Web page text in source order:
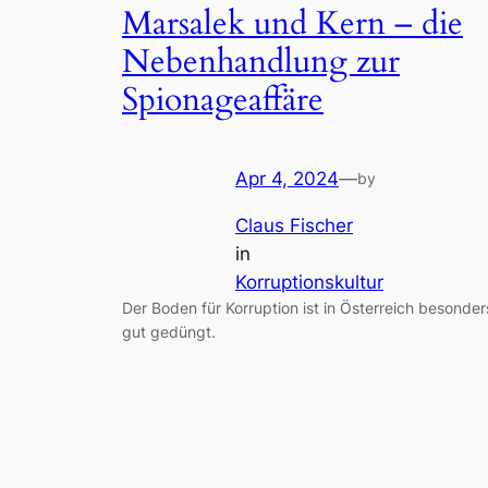
Marsalek und Kern – die
Nebenhandlung zur
Spionageaffäre
Apr 4, 2024—by
Claus Fischer
in
Korruptionskultur
Der Boden für Korruption ist in Österreich
gut gedüngt.